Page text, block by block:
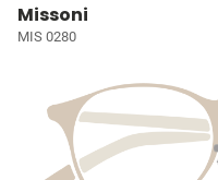
Missoni
MIS 0280